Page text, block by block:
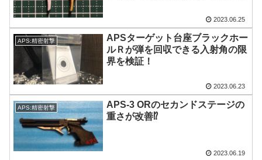
2023.06.25
APS:精密射撃
APSターゲット台座ブラックホー
ルＲが弾を回収できる入射角の限
界を検証！
2023.06.23
APS:精密射撃
APS-3 ORのセカンドステージの
重さが改善⁉︎
2023.06.19